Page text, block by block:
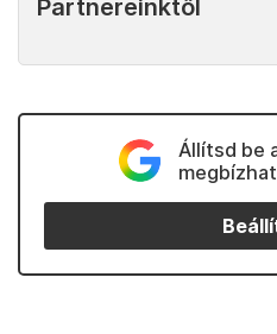
Partnereinktől
Állítsd be